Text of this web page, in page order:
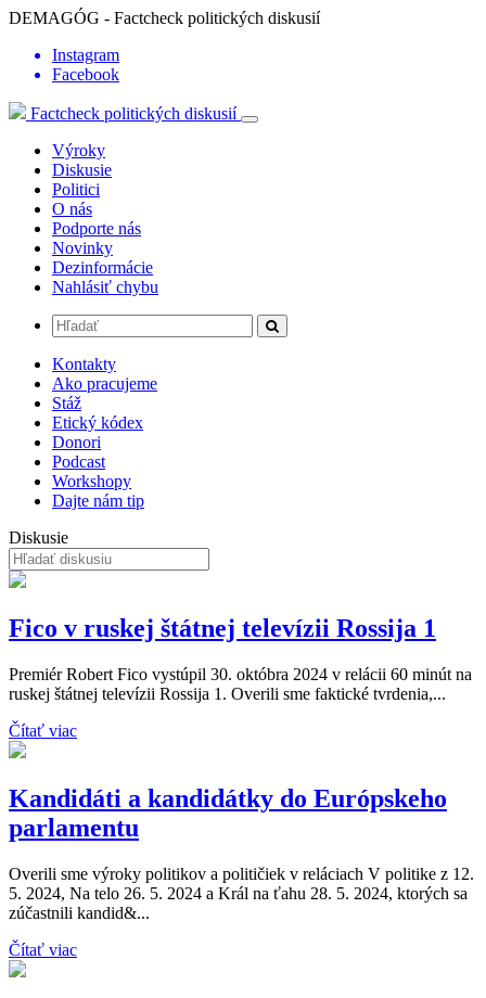
DEMAGÓG - Factcheck politických diskusií
Instagram
Facebook
Factcheck politických diskusií
Výroky
Diskusie
Politici
O nás
Podporte nás
Novinky
Dezinformácie
Nahlásiť chybu
Kontakty
Ako pracujeme
Stáž
Etický kódex
Donori
Podcast
Workshopy
Dajte nám tip
Diskusie
Fico v ruskej štátnej televízii Rossija 1
Premiér Robert Fico vystúpil 30. októbra 2024 v relácii 60 minút na
ruskej štátnej televízii Rossija 1. Overili sme faktické tvrdenia,...
Čítať viac
Kandidáti a kandidátky do Európskeho
parlamentu
Overili sme výroky politikov a političiek v reláciach V politike z 12.
5. 2024, Na telo 26. 5. 2024 a Král na ťahu 28. 5. 2024, ktorých sa
zúčastnili kandid&...
Čítať viac